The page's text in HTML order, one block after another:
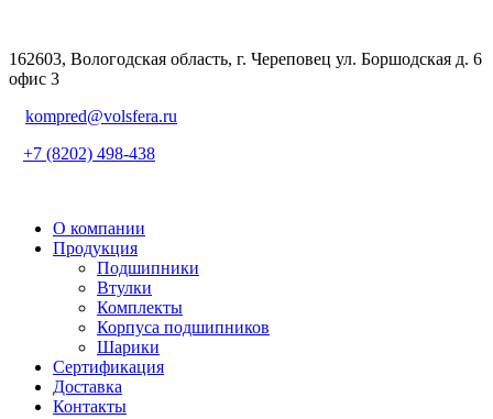
162603, Вологодская область, г. Череповец ул. Боршодская д. 6
офис 3
kompred@volsfera.ru
+7 (8202) 498-438
О компании
Продукция
Подшипники
Втулки
Комплекты
Корпуса подшипников
Шарики
Сертификация
Доставка
Контакты